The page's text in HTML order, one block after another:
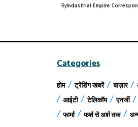
ByIndustrial Empire
Categories
होम ट्रेंडिंग खबरें बाज़ार
आईटी
टेलिकॉम एनर्जी
फार्मा
फर्श से अर्श तक